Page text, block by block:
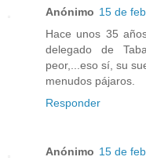
Anónimo 15 de
Hace unos 35
delegado de
peor,...eso sí, su
menudos pájaros.
Responder
Anónimo 15 de